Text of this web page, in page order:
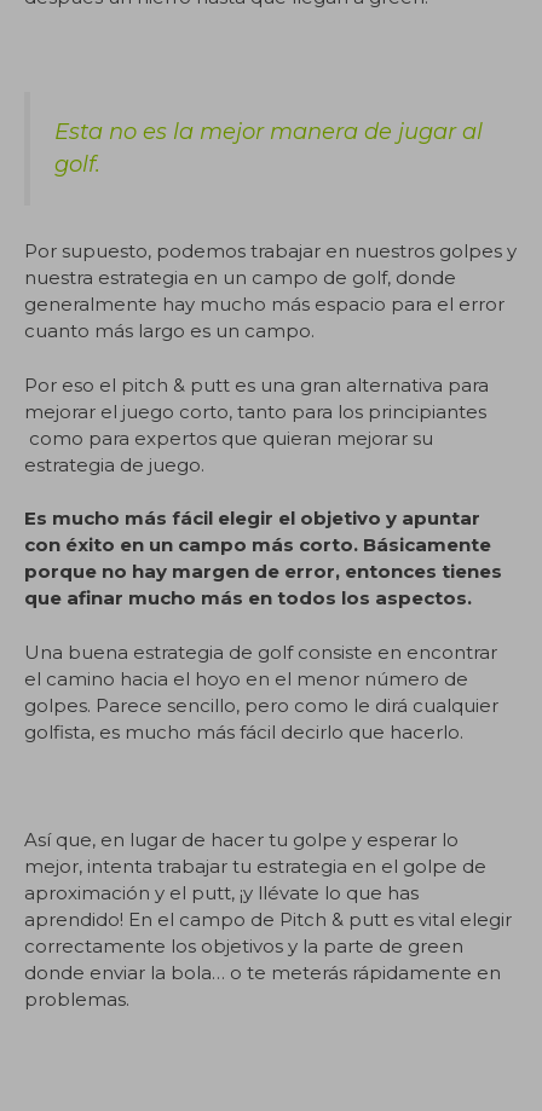
Esta no es la mejor manera de jugar al
golf.
Por supuesto, podemos trabajar en nuestros golpes y
nuestra estrategia en un campo de golf, donde
generalmente hay mucho más espacio para el error
cuanto más largo es un campo.
Por eso el pitch & putt es una gran alternativa para
mejorar el juego corto, tanto para los principiantes
como para expertos que quieran mejorar su
estrategia de juego.
Es mucho más fácil elegir el objetivo y apuntar
con éxito en un campo más corto. Básicamente
porque no hay margen de error, entonces tienes
que afinar mucho más en todos los aspectos.
Una buena estrategia de golf consiste en encontrar
el camino hacia el hoyo en el menor número de
golpes. Parece sencillo, pero como le dirá cualquier
golfista, es mucho más fácil decirlo que hacerlo.
Así que, en lugar de hacer tu golpe y esperar lo
mejor, intenta trabajar tu estrategia en el golpe de
aproximación y el putt, ¡y llévate lo que has
aprendido! En el campo de Pitch & putt es vital elegir
correctamente los objetivos y la parte de green
donde enviar la bola… o te meterás rápidamente en
problemas.